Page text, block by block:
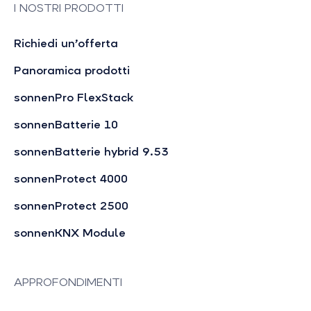
I NOSTRI PRODOTTI
Richiedi un’offerta
Panoramica prodotti
sonnenPro FlexStack
sonnenBatterie 10
sonnenBatterie hybrid 9.53
sonnenProtect 4000
sonnenProtect 2500
sonnenKNX Module
APPROFONDIMENTI